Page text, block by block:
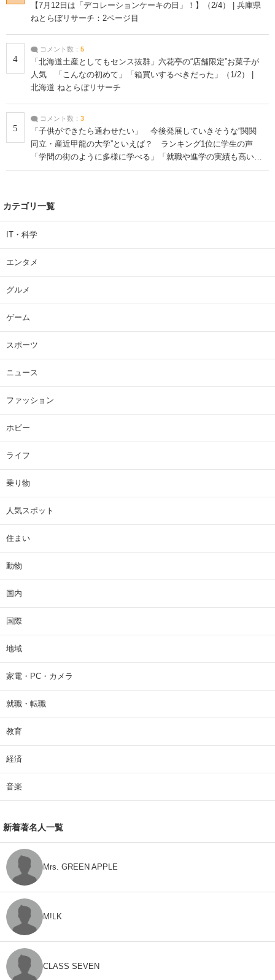
【7月12日は「デコレーションケーキの日」！】（2/4） | 兵庫県
ねとらぼリサーチ：2ページ目
4
コメント数： 5
「北海道土産としてもセンス抜群」六花亭の“店舗限定”お菓子が
人気 「こんなの初めて」「箱買いするべきだった」（1/2） |
北海道 ねとらぼリサーチ
5
コメント数： 3
「子供ができたら通わせたい」 今後発展していきそうな“関関
同立・産近甲龍の大学”といえば？ ランキング1位に学生の声
「学問の街のように多様に学べる」「就職や進学の実績も高い」
| 大学 ねとらぼリサーチ
カテゴリ一覧
IT・科学
エンタメ
グルメ
ゲーム
スポーツ
ニュース
ファッション
ホビー
ライフ
乗り物
人気スポット
住まい
動物
国内
国際
地域
家電・PC・カメラ
就職・転職
教育
経済
音楽
新着著名人一覧
Mrs. GREEN APPLE
M!LK
CLASS SEVEN